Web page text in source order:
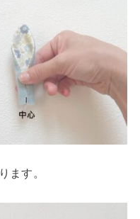
ます。